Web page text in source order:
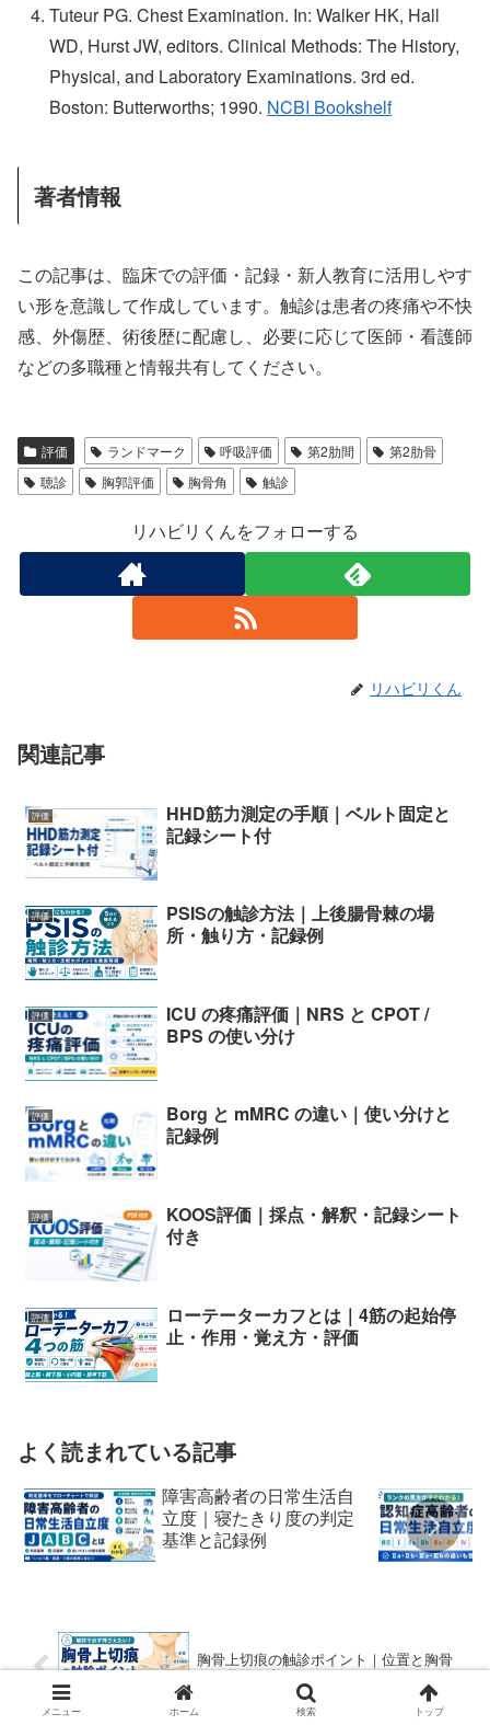
Tuteur PG. Chest Examination. In: Walker HK, Hall
WD, Hurst JW, editors. Clinical Methods: The History,
Physical, and Laboratory Examinations. 3rd ed.
Boston: Butterworths; 1990. NCBI Bookshelf
著者情報
この記事は、臨床での評価・記録・新人教育に活用しやす
い形を意識して作成しています。触診は患者の疼痛や不快
感、外傷歴、術後歴に配慮し、必要に応じて医師・看護師
などの多職種と情報共有してください。
評価 ランドマーク 呼吸評価 第2肋間
第2肋骨
聴診
胸郭評価 胸骨角 触診
リハビリくんをフォローする
リハビリくん
関連記事
評価
HHD筋力測定の手順｜ベルト固定と
記録シート付
評価
PSISの触診方法｜上後腸骨棘の場
所・触り方・記録例
評価
ICU の疼痛評価｜NRS と CPOT /
BPS の使い分け
評価
Borg と mMRC の違い｜使い分けと
記録例
評価
KOOS評価｜採点・解釈・記録シート
付き
評価
ローテーターカフとは｜4筋の起始停
止・作用・覚え方・評価
よく読まれている記事
障害高齢者の日常生活自
立度｜寝たきり度の判定
基準と記録例
胸骨上切痕の触診ポイント｜位置と胸骨
角の見分け方
メニュー ホーム 検索 トップ